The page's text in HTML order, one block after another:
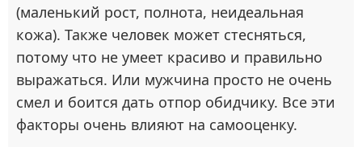
(маленький рост, полнота, неидеальная
кожа). Также человек может стесняться,
потому что не умеет красиво и правильно
выражаться. Или мужчина просто не очень
смел и боится дать отпор обидчику. Все эти
факторы очень влияют на самооценку.